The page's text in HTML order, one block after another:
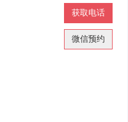
获取电话
微信预约